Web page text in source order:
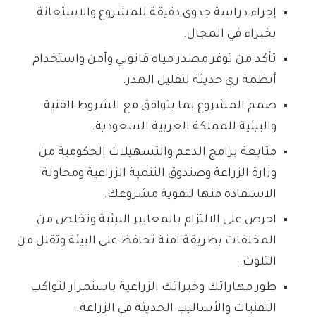
إجراء دراسة جدوى دقيقة للمشروع والاستعانة
بخبراء في المجال.
تأكد من توفر مصدر مياه قانوني وآمن واستخدام
أنظمة ري حديثة لتقليل الهدر.
صمم المشروع بما يتوافق مع الشروط الفنية
والبيئية للمملكة العربية السعودية.
متابعة برامج الدعم والتسهيلات الحكومية من
وزارة الزراعة وصندوق التنمية الزراعية ومحاولة
الاستفادة منها لتقوية مشروعك.
احرص على الالتزام بالمعايير البيئية وتخلص من
المخلفات بطريقة آمنة تحافظ على البيئة وتقلل من
التلوث.
طور مهاراتك وخبراتك الزراعية باستمرار لتواكب
التقنيات والأساليب الحديثة في الزراعة.